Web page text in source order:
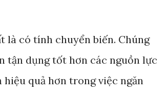
1: RCM là gì & Lợi ích RCM
n...
là có tính chuyển biến. Chúng
tận dụng tốt hơn các nguồn lực
quả hơn trong việc ngăn